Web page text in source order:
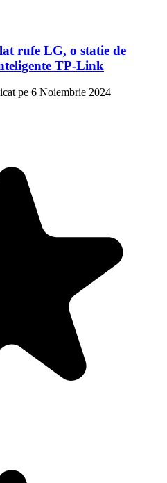
rufe LG, o statie de
TP-Link
pe 6 Noiembrie 2024